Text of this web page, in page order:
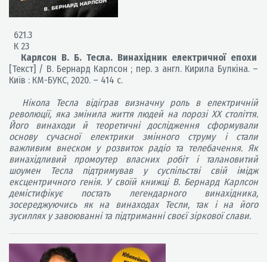
621.3
К 23
Карлсон В. Б. Тесла. Винахідник електричної епохи
[Текст] / В. Бернард Карлсон ; пер. з англ. Кирила Булкіна. –
Київ : КМ-БУКС, 2020. – 414 с.
Нікола Тесла відіграв визначну роль в електричній
революції, яка змінила життя людей на порозі ХХ століття.
Його винаходи й теоретичні дослідження сформували
основу сучасної електрики змінного струму і стали
важливим внеском у розвиток радіо та телебачення. Як
винахідливий промоутер власних робіт і талановитий
шоумен Тесла підтримував у суспільстві свій імідж
ексцентричного генія. У своїй книжці В. Бернард Карлсон
демістифікує постать легендарного винахідника,
зосереджуючись як на винаходах Тесли, так і на його
зусиллях у завоюванні та підтриманні своєї зіркової слави.